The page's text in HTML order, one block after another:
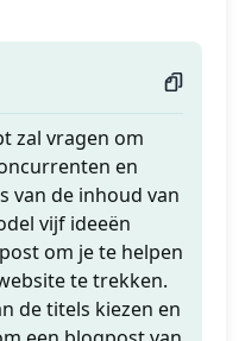
zal vragen om
en
van de inhoud van
vijf ideeën
om je te helpen
te trekken.
de titels kiezen en